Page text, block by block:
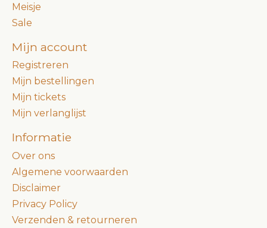
Meisje
Sale
Mijn account
Registreren
Mijn bestellingen
Mijn tickets
Mijn verlanglijst
Informatie
Over ons
Algemene voorwaarden
Disclaimer
Privacy Policy
Verzenden & retourneren